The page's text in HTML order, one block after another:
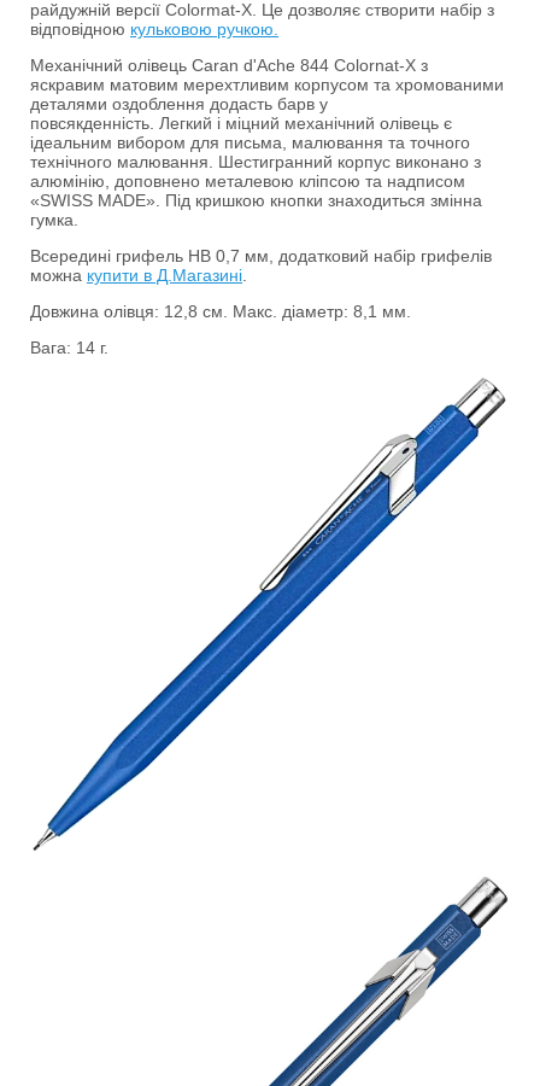
райдужній версії Colormat-X. Це дозволяє створити набір з
відповідною кульковою ручкою.
Механічний олівець Caran d'Ache 844 Colornat-X з
яскравим матовим мерехтливим корпусом та хромованими
деталями оздоблення додасть барв у
повсякденність. Легкий і міцний механічний олівець є
ідеальним вибором для письма, малювання та точного
технічного малювання. Шестигранний корпус виконано з
алюмінію, доповнено металевою кліпсою та надписом
«SWISS MADE». Під кришкою кнопки знаходиться змінна
гумка.
Всередині грифель HB 0,7 мм, додатковий набір грифелів
можна купити в Д.Магазині
Довжина олівця: 12,8 см. Макс. діаметр: 8,1 мм.
Вага: 14 г.